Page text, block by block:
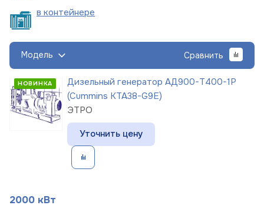
в контейнере
Модель Сравнить
НОВИНКА
Дизельный генератор АД900-Т400-1Р
(Cummins KTA38-G9E)
ЭТРО
Уточнить цену
2000 кВт